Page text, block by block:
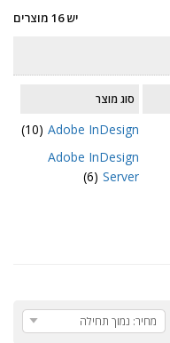
יש 16 מוצרים
סוג מוצר
Adobe InDesign
(10)
Adobe InDesign
Server
(6)
מחיר: נמוך תחילה